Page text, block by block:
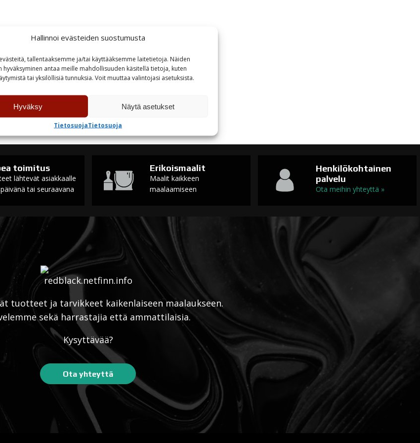
Hallinnoi evästeiden suostumusta
tallentaaksemme ja/tai käyttääksemme laitetietoja. Näiden
hyväksyminen antaa meille mahdollisuuden käsitellä tietoja, kuten
tai yksilöllisiä tunnuksia. Voit muuttaa valintojasi asetuksista.
Hyväksy Näytä asetukset
TietosuojaTietosuoja
toimitus
lähtevät asiakkaalle
tai seuraavana
Erikoismaalit
Maalit kaikkeen
maalaamiseen
Henkilökohtainen
palvelu
Ota meihin yhteyttä »
tuotteet ja tarvikkeet kaikenlaiseen maalaukseen.
sekä harrastajia että ammattilaisia.
Kysyttävää?
Ota yhteyttä